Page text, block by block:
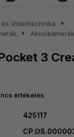
és Videótechnika arrow_right
arrow_right
3
értékelés
425117